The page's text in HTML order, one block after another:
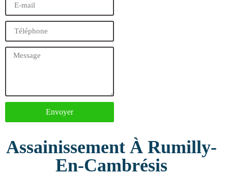
Envoyer
Assainissement À Rumilly-
En-Cambrésis